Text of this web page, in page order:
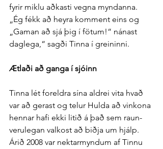
fyrir miklu að­kasti vegna myndanna.
„Ég fékk að heyra komment eins og
„Gaman að sjá þig í fötum!“ nánast
dag­lega,“ sagði Tinna í greininni.
Ætlaði að ganga í sjóinn
Tinna lét for­eldra sína aldrei vita hvað
var að gerast og telur Hulda að vin­kona
hennar hafi ekki litið á það sem raun­
veru­legan val­kost að biðja um hjálp.
Árið 2008 var nektar­myndum af Tinnu